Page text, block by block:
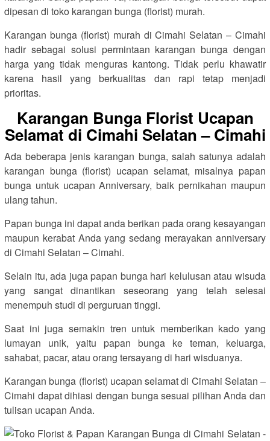
dipesan di toko karangan bunga (florist) murah.
Karangan bunga (florist) murah di Cimahi Selatan – Cimahi
hadir sebagai solusi permintaan karangan bunga dengan
harga yang tidak menguras kantong. Tidak perlu khawatir
karena hasil yang berkualitas dan rapi tetap menjadi
prioritas.
Karangan Bunga Florist Ucapan
Selamat di Cimahi Selatan – Cimahi
Ada beberapa jenis karangan bunga, salah satunya adalah
karangan bunga (florist) ucapan selamat, misalnya papan
bunga untuk ucapan Anniversary, baik pernikahan maupun
ulang tahun.
Papan bunga ini dapat anda berikan pada orang kesayangan
maupun kerabat Anda yang sedang merayakan anniversary
di Cimahi Selatan – Cimahi.
Selain itu, ada juga papan bunga hari kelulusan atau wisuda
yang sangat dinantikan seseorang yang telah selesai
menempuh studi di perguruan tinggi.
Saat ini juga semakin tren untuk memberikan kado yang
lumayan unik, yaitu papan bunga ke teman, keluarga,
sahabat, pacar, atau orang tersayang di hari wisduanya.
Karangan bunga (florist) ucapan selamat di Cimahi Selatan –
Cimahi dapat dihiasi dengan bunga sesuai pilihan Anda dan
tulisan ucapan Anda.